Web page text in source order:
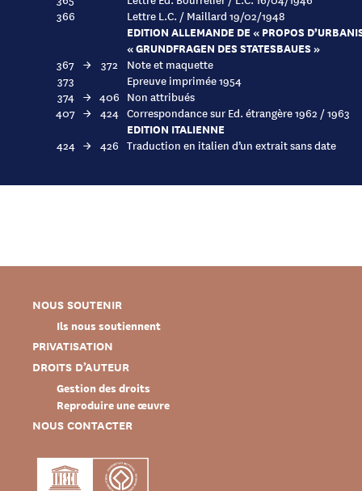
366
Lettre L.C. / Maillard 19/02/1948
EDITION ALLEMANDE DE « PROPOS
« GRUNDFRAGEN DES STATESBAUES »
367 → 372
Note et maquette
373
Epreuve imprimée 1954
374 → 406 Non attribués
407 → 424 Correspondance sur Ed. étrangère 1962 / 1963
EDITION ITALIENNE
424 → 426 Traduction en italien d’un extrait sans date
NOUS SOUTENIR
Ils nous soutiennent
PRIVATISATION
DROITS D’AUTEUR
Gestion des droits
Reproduire une œuvre
NOUS CONTACTER